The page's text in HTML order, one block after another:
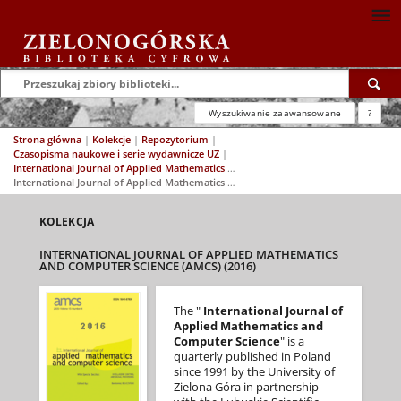
Wyszukiwanie zaawansowane ?
Strona główna | Kolekcje | Repozytorium |
Czasopisma naukowe i serie wydawnicze UZ |
International Journal of Applied Mathematics and Computer Science (AMCS)
International Journal of Applied Mathematics and Computer Science (AMCS) (2016)
KOLEKCJA
INTERNATIONAL JOURNAL OF APPLIED MATHEMATICS
AND COMPUTER SCIENCE (AMCS) (2016)
The " International Journal of
Applied Mathematics and
Computer Science" is a
quarterly published in Poland
since 1991 by the University of
Zielona Góra in partnership